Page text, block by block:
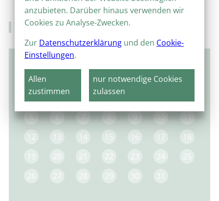
Veranstaltungskalender
MO DO FR SA
1
5
6 7 8 9 10
11
12
13 14 15 16 17
18
19
20 21 22 23 24
25
26
27 28 29 30 31
anzubieten. Darüber hinaus verwenden wir
Cookies zu Analyse-Zwecken.
Zur Datenschutzerklärung und den Cookie-
Einstellungen.
Allen
zustimmen
nur notwendige Cookies
zulassen